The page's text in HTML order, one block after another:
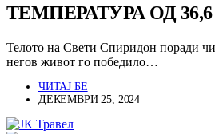
ТЕМПЕРАТУРА ОД
Телото на Свети Спиридон поради
негов живот го победило…
ЧИТАЈ БЕ
ДЕКЕМВРИ 25, 2024